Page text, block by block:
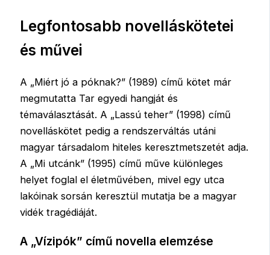
Legfontosabb novelláskötetei
és művei
A „Miért jó a póknak?” (1989) című kötet már
megmutatta Tar egyedi hangját és
témaválasztását. A „Lassú teher” (1998) című
novelláskötet pedig a rendszerváltás utáni
magyar társadalom hiteles keresztmetszetét adja.
A „Mi utcánk” (1995) című műve különleges
helyet foglal el életművében, mivel egy utca
lakóinak sorsán keresztül mutatja be a magyar
vidék tragédiáját.
A „Vízipók” című novella elemzése